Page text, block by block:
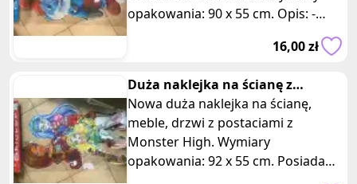
opakowania: 90 x 55 cm. Opis: -
16,00 zł
Duża naklejka na ścianę z
monster high
Nowa duża naklejka na ścianę,
meble, drzwi z postaciami z
Monster High. Wymiary
opakowania: 92 x 55 cm. Posiadam